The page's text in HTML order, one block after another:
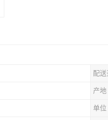
配送
产地
单位